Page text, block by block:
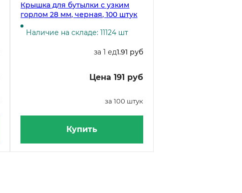
Крышка для бутылки с узким
горлом 28 мм, черная, 100 штук
Наличие на складе: 11124 шт
за 1 ед1.91 руб
Цена 191 руб
за 100 штук
Купить